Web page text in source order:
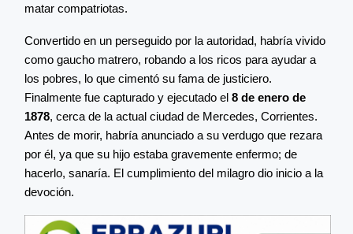
matar compatriotas.
Convertido en un perseguido por la autoridad, habría vivido
como gaucho matrero, robando a los ricos para ayudar a
los pobres, lo que cimentó su fama de justiciero.
Finalmente fue capturado y ejecutado el 8 de enero de
1878, cerca de la actual ciudad de Mercedes, Corrientes.
Antes de morir, habría anunciado a su verdugo que rezara
por él, ya que su hijo estaba gravemente enfermo; de
hacerlo, sanaría. El cumplimiento del milagro dio inicio a la
devoción.